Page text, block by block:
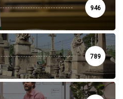
946
789